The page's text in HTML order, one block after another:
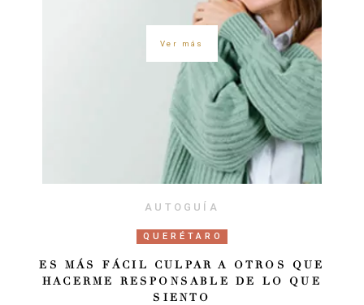
Ver más
AUTOGUÍA
QUERÉTARO
ES MÁS FÁCIL CULPAR A OTROS QUE
HACERME RESPONSABLE DE LO QUE
SIENTO